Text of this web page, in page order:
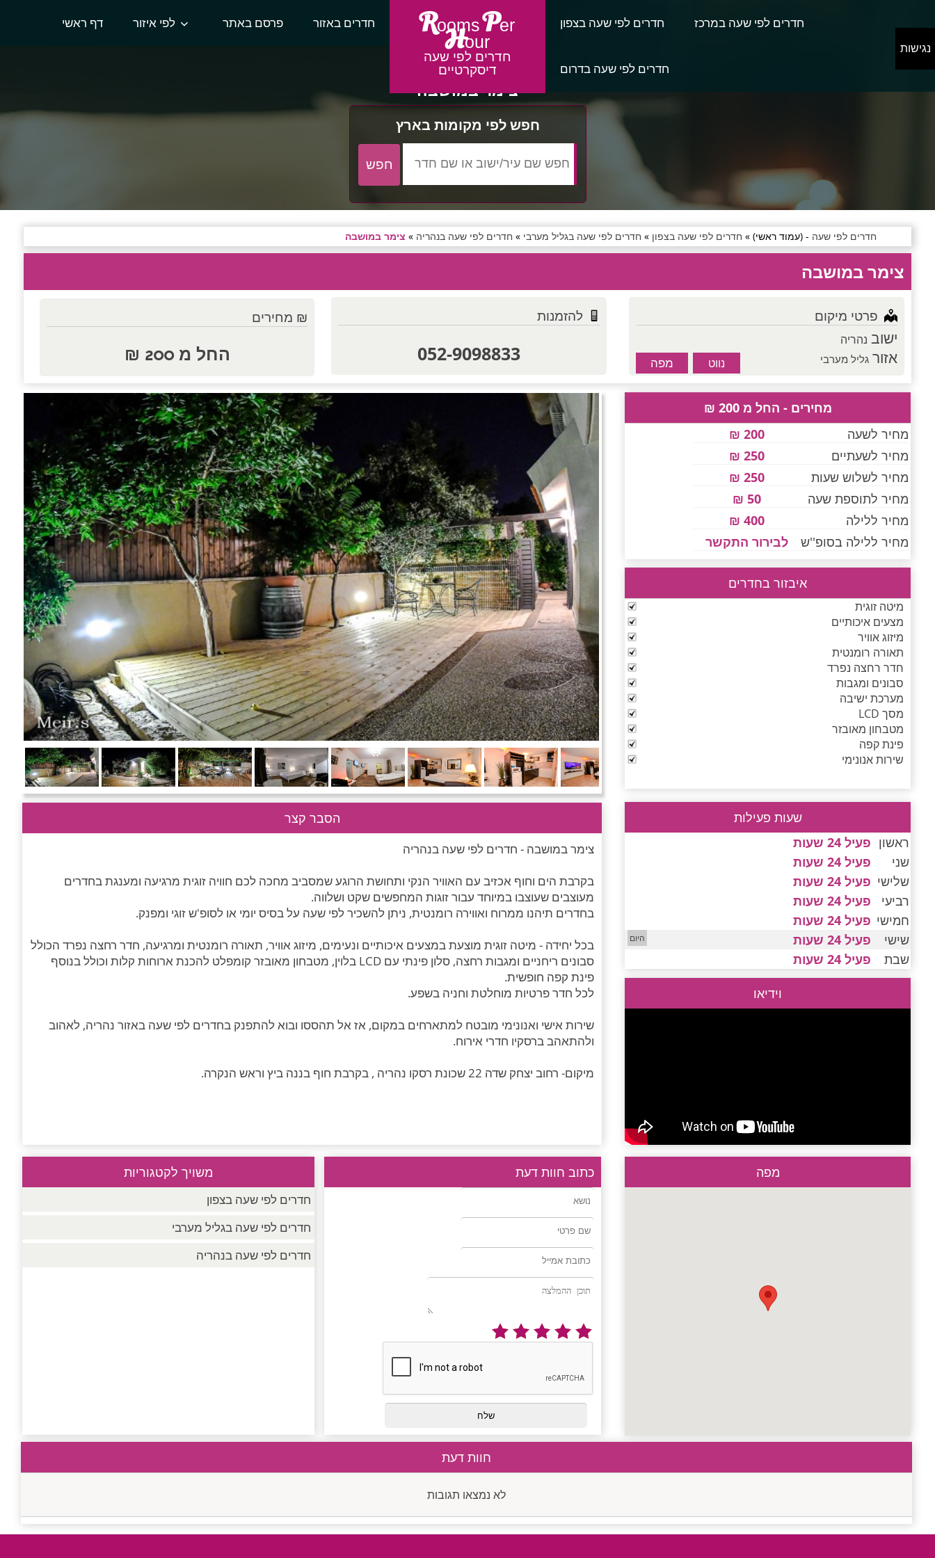
דף ראשי לפי איזור פרסם באתר חדרים באזור Rooms Per
Hour
חדרים לפי שעה
דיסקרטיים
חדרים לפי שעה בצפון חדרים לפי שעה במרכז
חדרים לפי שעה בדרום
צימר במושבה
חפש לפי מקומות בארץ
חדרים לפי שעה - (עמוד ראשי) » חדרים לפי שעה בצפון » חדרים לפי שעה בגליל מערבי » חדרים לפי שעה בנהריה » צימר במושבה
צימר במושבה
פרטי מיקום
ישוב נהריה
אזורגליל מערבי מפה נווט
להזמנות
052-9098833
₪ מחירים
החל מ 200 ₪
טוען תמונות.....
מחירים - החל מ 200 ₪
מחיר לשעה
200 ₪
מחיר לשעתיים
250 ₪
מחיר לשלוש שעות
250 ₪
מחיר לתוספת שעה
50 ₪
מחיר ללילה
400 ₪
מחיר ללילה בסופ''ש
לבירור התקשר
איבזור בחדרים
מיטה זוגית
מצעים איכותיים
מיזוג אוויר
תאורה רומנטית
חדר רחצה נפרד
סבונים ומגבות
מערכת ישיבה
מסך LCD
מטבחון מאובזר
פינת קפה
שירות אנונימי
שעות פעילות
ראשון פעיל 24 שעות
שני
פעיל 24 שעות
שלישי פעיל 24 שעות
רביעי
פעיל 24 שעות
חמישי פעיל 24 שעות
שישי
פעיל 24 שעות
שבת
פעיל 24 שעות
הסבר קצר
צימר במושבה - חדרים לפי שעה בנהריה
בקרבת הים וחוף אכזיב עם האוויר הנקי ותחושת הרוגע שמסביב מחכה לכם חוויה זוגית מרגיעה ומענגת בחדרים
מעוצבים שעוצבו במיוחד עבור זוגות המחפשים שקט ושלווה.
בחדרים תיהנו ממרוח ואווירה רומנטית, ניתן להשכיר לפי שעה על בסיס יומי או לסופ'ש זוגי ומפנק.
בכל יחידה - מיטה זוגית מוצעת במצעים איכותיים ונעימים, מיזוג אוויר, תאורה רומנטית ומרגיעה, חדר רחצה נפרד הכולל
סבונים ריחניים ומגבות רחצה, סלון פינתי עם LCD בלוין, מטבחון מאובזר קומפלט להכנת ארוחות קלות וכולל בנוסף
פינת קפה חופשית.
לכל חדר פרטיות מוחלטת וחניה בשפע.
שירות אישי ואנונימי מובטח למתארחים במקום, אז אל תהססו ובוא להתפנק בחדרים לפי שעה באזור נהריה, לאהוב
ולהתאהב ברסקיו חדרי אירוח.
מיקום- רחוב יצחק שדה 22 שכונת רסקו נהריה , בקרבת חוף בננה ביץ וראש הנקרה.
וידיאו
מפה משויך לקטגוריות
חדרים לפי שעה בצפון
חדרים לפי שעה בגליל מערבי
חדרים לפי שעה בנהריה
כתוב חוות דעת
חוות דעת
לא נמצאו תגובות
נגישות